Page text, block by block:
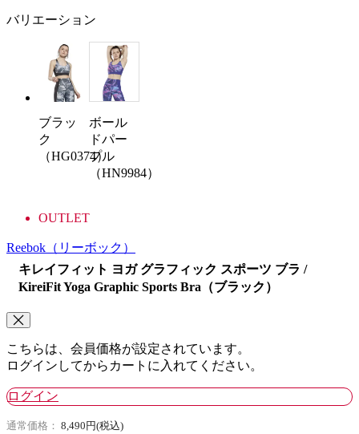
バリエーション
ブラッ
ク
（HG0374）
ボール
ドパー
プル
（HN9984）
OUTLET
Reebok （リーボック）
キレイフィット ヨガ グラフィック スポーツ ブラ /
KireiFit Yoga Graphic Sports Bra（ブラック）
こちらは、会員価格が設定されています。
ログインしてからカートに入れてください。
ログイン
通常価格： 8,490円(税込)